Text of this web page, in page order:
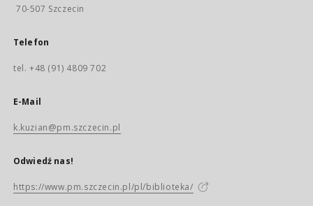
70-507 Szczecin
Telefon
tel. +48 (91) 4809 702
E-Mail
k.kuzian@pm.szczecin.pl
Odwiedź nas!
https://www.pm.szczecin.pl/pl/biblioteka/